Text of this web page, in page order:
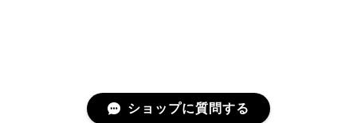
ショップに質問する